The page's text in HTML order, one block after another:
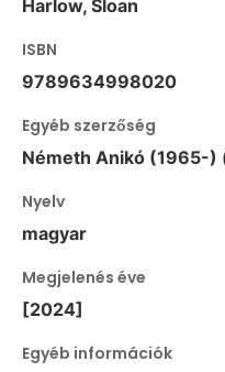
Harlow, Sloan
ISBN
9789634998020
Egyéb szerzőség
Németh Anikó (1965-)
Nyelv
magyar
Megjelenés éve
[2024]
Egyéb információk